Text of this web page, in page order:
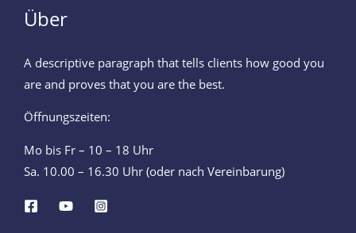
Über
A descriptive paragraph that tells clients how good you
are and proves that you are the best.
Öffnungszeiten:
Mo bis Fr – 10 – 18 Uhr
Sa. 10.00 – 16.30 Uhr (oder nach Vereinbarung)